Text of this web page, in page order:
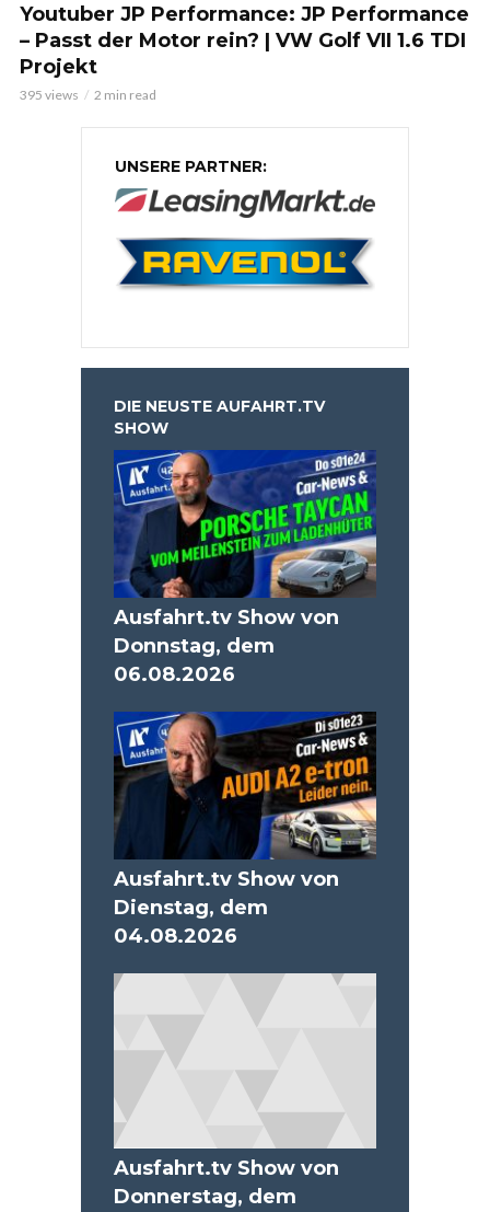
Youtuber JP Performance: JP Performance
– Passt der Motor rein? | VW Golf VII 1.6 TDI
Projekt
395 views 2 min read
UNSERE PARTNER:
DIE NEUSTE AUFAHRT.TV
SHOW
Ausfahrt.tv Show von
Donnstag, dem
06.08.2026
Ausfahrt.tv Show von
Dienstag, dem
04.08.2026
Ausfahrt.tv Show von
Donnerstag, dem